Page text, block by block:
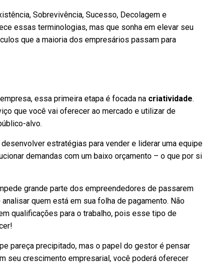
Sobrevivência, Sucesso, Decolagem e
essas terminologias, mas que sonha em elevar seu
que a maioria dos empresários passam para
essa primeira etapa é focada na criatividade.
que você vai oferecer ao mercado e utilizar de
alvo.
estratégias para vender e liderar uma equipe
demandas com um baixo orçamento – o que por si
grande parte dos empreendedores de passarem
quem está em sua folha de pagamento. Não
qualificações para o trabalho, pois esse tipo de
pareça precipitado, mas o papel do gestor é pensar
seu crescimento empresarial, você poderá oferecer